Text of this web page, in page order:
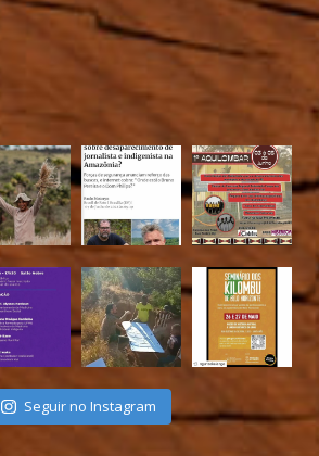
Seguir no Instagram